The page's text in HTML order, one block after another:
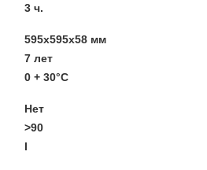
3 ч.
595х595х58 мм
7 лет
0 + 30°C
Нет
>90
I